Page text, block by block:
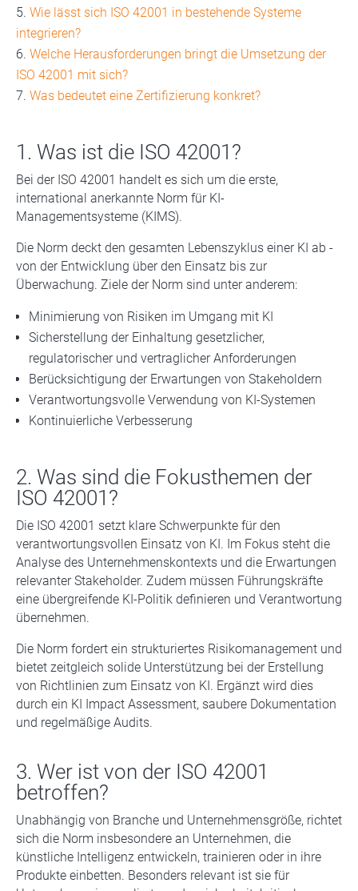
Wie lässt sich ISO 42001 in bestehende Systeme
integrieren?
Welche Herausforderungen bringt die Umsetzung der
ISO 42001 mit sich?
Was bedeutet eine Zertifizierung konkret?
1. Was ist die ISO 42001?
Bei der ISO 42001 handelt es sich um die erste,
international anerkannte Norm für KI-
Managementsysteme (KIMS).
Die Norm deckt den gesamten Lebenszyklus einer KI ab -
von der Entwicklung über den Einsatz bis zur
Überwachung. Ziele der Norm sind unter anderem:
Minimierung von Risiken im Umgang mit KI
Sicherstellung der Einhaltung gesetzlicher,
regulatorischer und vertraglicher Anforderungen
Berücksichtigung der Erwartungen von Stakeholdern
Verantwortungsvolle Verwendung von KI-Systemen
Kontinuierliche Verbesserung
2. Was sind die Fokusthemen der
ISO 42001?
Die ISO 42001 setzt klare Schwerpunkte für den
verantwortungsvollen Einsatz von KI. Im Fokus steht die
Analyse des Unternehmenskontexts und die Erwartungen
relevanter Stakeholder. Zudem müssen Führungskräfte
eine übergreifende KI-Politik definieren und Verantwortung
übernehmen.
Die Norm fordert ein strukturiertes Risikomanagement und
bietet zeitgleich solide Unterstützung bei der Erstellung
von Richtlinien zum Einsatz von KI. Ergänzt wird dies
durch ein KI Impact Assessment, saubere Dokumentation
und regelmäßige Audits.
3. Wer ist von der ISO 42001
betroffen?
Unabhängig von Branche und Unternehmensgröße, richtet
sich die Norm insbesondere an Unternehmen, die
künstliche Intelligenz entwickeln, trainieren oder in ihre
Produkte einbetten. Besonders relevant ist sie für